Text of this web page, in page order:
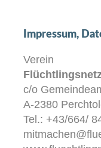
Impressum,
Verein
c/o
A-2380
Tel.: +43/664/